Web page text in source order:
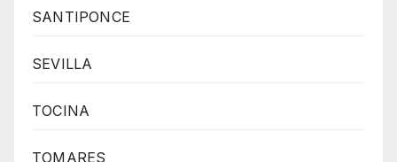
SANTIPONCE
SEVILLA
TOCINA
TOMARES